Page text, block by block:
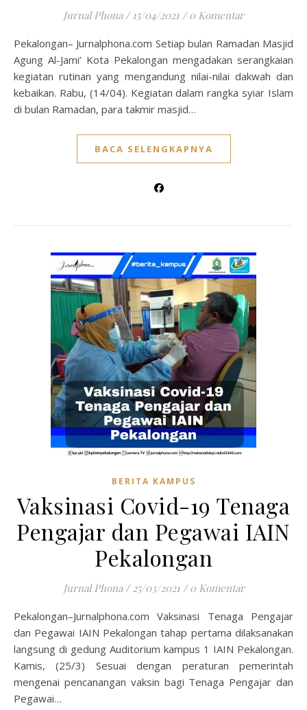
Jurnal Phona / 15/04/2021 / 0 Komentar
Pekalongan– Jurnalphona.com Setiap bulan Ramadan Masjid
Agung Al-Jami’ Kota Pekalongan mengadakan serangkaian
kegiatan rutinan yang mengandung nilai-nilai dakwah dan
kebaikan. Rabu, (14/04). Kegiatan dalam rangka syiar Islam
di bulan Ramadan, para takmir masjid…
BACA SELENGKAPNYA
BERITA KAMPUS
Vaksinasi Covid-19 Tenaga
Pengajar dan Pegawai IAIN
Pekalongan
Jurnal Phona / 25/03/2021 / 0 Komentar
Pekalongan–Jurnalphona.com Vaksinasi Tenaga Pengajar
dan Pegawai IAIN Pekalongan tahap pertama dilaksanakan
langsung di gedung Auditorium kampus 1 IAIN Pekalongan.
Kamis, (25/3) Sesuai dengan peraturan pemerintah
mengenai pencanangan vaksin bagi Tenaga Pengajar dan
Pegawai…